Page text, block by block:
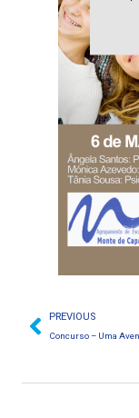
PREVIOUS
Concurso – Uma